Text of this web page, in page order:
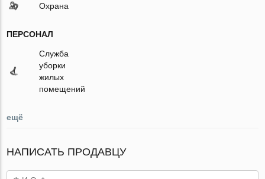
Охрана
ПЕРСОНАЛ
Служба
уборки
жилых
помещений
ещё
НАПИСАТЬ ПРОДАВЦУ